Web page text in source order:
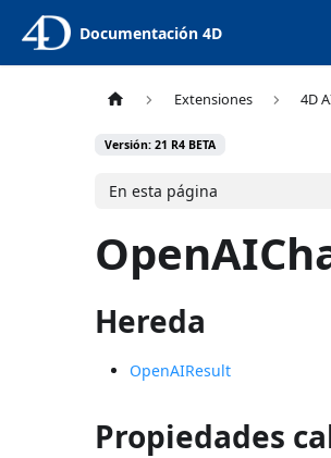
Documentación 4D
Extensiones 4D
Versión: 21 R4 BETA
En esta página
Hereda
OpenAIResult
Propiedades